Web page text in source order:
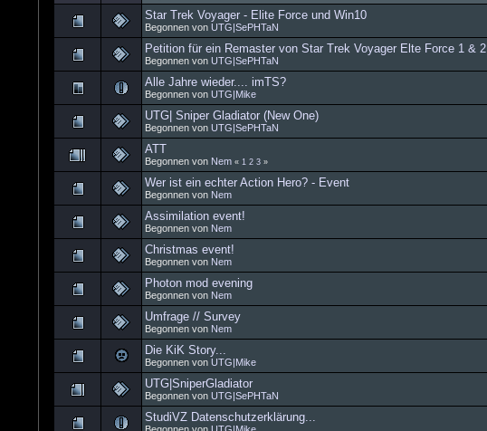
Star Trek Voyager - Elite Force und Win10
Begonnen vonUTG|SePHTaN
Petition für ein Remaster von Star Trek Voyager Elte Force 1 & 2
Begonnen vonUTG|SePHTaN
Alle Jahre wieder.... imTS?
Begonnen vonUTG|Mike
UTG| Sniper Gladiator (New One)
Begonnen vonUTG|SePHTaN
ATT
Begonnen von Nem « 1 2 3 »
Wer ist ein echter Action Hero? - Event
Begonnen von Nem
Assimilation event!
Begonnen von Nem
Christmas event!
Begonnen von Nem
Photon mod evening
Begonnen von Nem
Umfrage // Survey
Begonnen von Nem
Die KiK Story...
Begonnen vonUTG|Mike
UTG|SniperGladiator
Begonnen vonUTG|SePHTaN
StudiVZ Datenschutzerklärung...